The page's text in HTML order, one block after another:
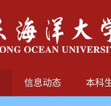
信息动态 本科